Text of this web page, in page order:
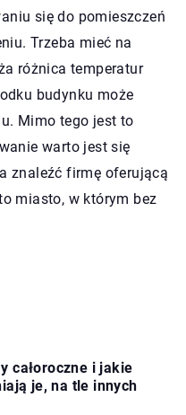
się do pomieszczeń
Trzeba mieć na
różnica temperatur
budynku może
Mimo tego jest to
warto jest się
znaleźć firmę oferującą
miasto, w którym bez
całoroczne i jakie
je, na tle innych